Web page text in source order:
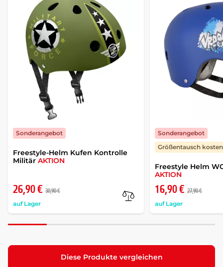
Freestyle-Helm Kufen Kontrolle
Militär AKTION
26,90 € 30,90 €
auf Lager
Sonderangebot
Freestyle Helm
AKTION
16,90 € 27,90 €
auf Lager
Sonderangebot
Größentausch
Diese Produkte vergleichen